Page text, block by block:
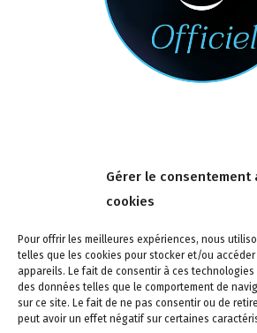
Gérer le consentement
cookies
Pour offrir les meilleures expériences, nous
telles que les cookies pour stocker et/ou
appareils. Le fait de consentir à ces
des données telles que le comportement de
sur ce site. Le fait de ne pas consentir ou de
peut avoir un effet négatif sur certaines
4 rue de la Tour 85150 Les Achards